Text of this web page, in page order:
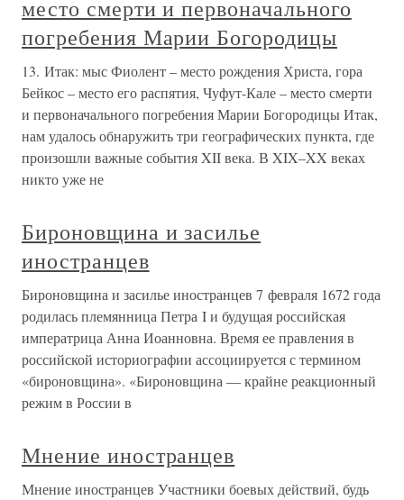
место смерти и первоначального
погребения Марии Богородицы
13. Итак: мыс Фиолент – место рождения Христа, гора
Бейкос – место его распятия, Чуфут-Кале – место смерти
и первоначального погребения Марии Богородицы Итак,
нам удалось обнаружить три географических пункта, где
произошли важные события XII века. В XIX–XX веках
никто уже не
Бироновщина и засилье
иностранцев
Бироновщина и засилье иностранцев 7 февраля 1672 года
родилась племянница Петра I и будущая российская
императрица Анна Иоанновна. Время ее правления в
российской историографии ассоциируется с термином
«бироновщина». «Бироновщина — крайне реакционный
режим в России в
Мнение иностранцев
Мнение иностранцев Участники боевых действий, будь